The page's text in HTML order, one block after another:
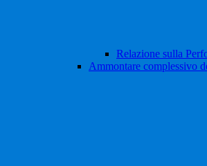
Relazione sulla
Ammontare complessivo